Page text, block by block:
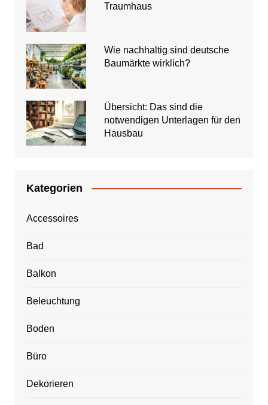
Traumhaus
Wie nachhaltig sind deutsche
Baumärkte wirklich?
Übersicht: Das sind die
notwendigen Unterlagen für den
Hausbau
Kategorien
Accessoires
Bad
Balkon
Beleuchtung
Boden
Büro
Dekorieren